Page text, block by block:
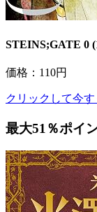
STEINS;GATE 0
価格：110円
クリックして今
最大51％ポイ